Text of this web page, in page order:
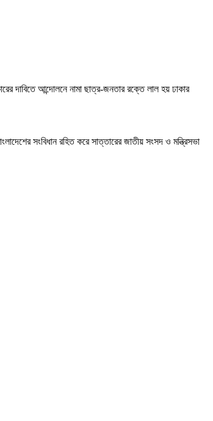
দাবিতে আন্দোলনে নামা ছাত্র-জনতার রক্তে লাল হয় ঢাকার
সংবিধান রহিত করে সাত্তারের জাতীয় সংসদ ও মন্ত্রিসভা